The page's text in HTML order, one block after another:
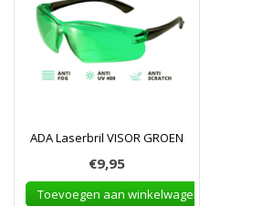
ADA Laserbril VISOR GROEN
€9,95
Toevoegen aan winkelwagen